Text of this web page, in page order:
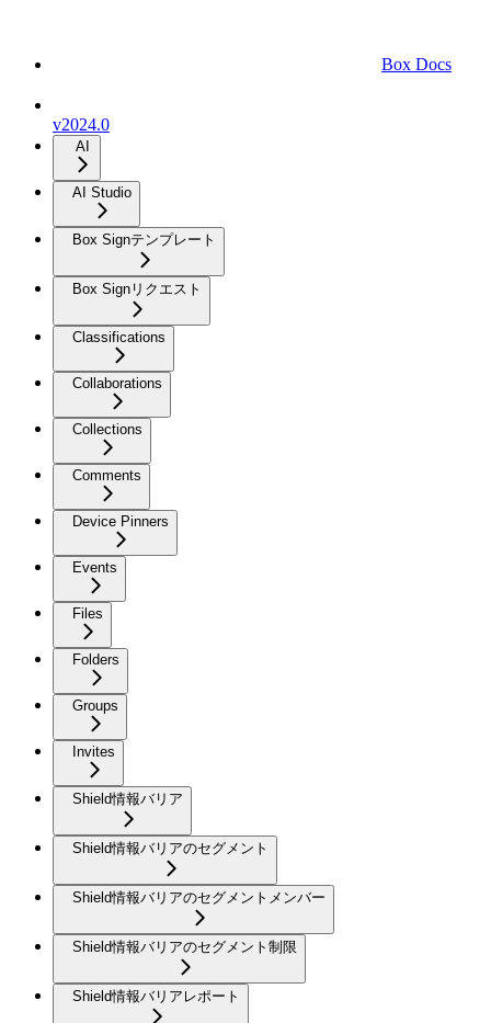
Box Docs
v2024.0
AI
AI Studio
Box Signテンプレート
Box Signリクエスト
Classifications
Collaborations
Collections
Comments
Device Pinners
Events
Files
Folders
Groups
Invites
Shield情報バリア
Shield情報バリアのセグメント
Shield情報バリアのセグメントメンバー
Shield情報バリアのセグメント制限
Shield情報バリアレポート